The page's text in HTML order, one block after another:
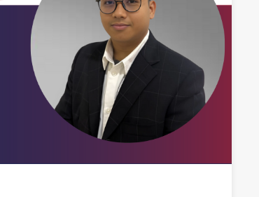
TINJAUAN
PRESTASI
NEGARA DAN
6...
More
MEDIA STATEMENT MASA CALLS
URGENT ACTION TO
LABOUR MARKET FOLLOWING
Read More